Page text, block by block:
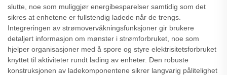
slutte, noe som muliggjør energibesparelser samtidig som det
sikres at enhetene er fullstendig ladede når de trengs.
Integreringen av strømovervåkningsfunksjoner gir brukere
detaljert informasjon om mønster i strømforbruket, noe som
hjelper organisasjoner med å spore og styre elektrisitetsforbruket
knyttet til aktiviteter rundt lading av enheter. Den robuste
konstruksjonen av ladekomponentene sikrer langvarig pålitelighet